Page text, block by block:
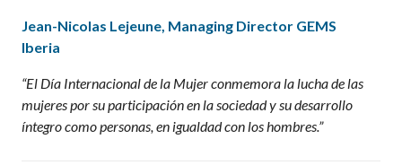
Jean-Nicolas Lejeune, Managing Director GEMS
Iberia
“El Día Internacional de la Mujer conmemora la lucha de las
mujeres por su participación en la sociedad y su desarrollo
íntegro como personas, en igualdad con los hombres.”